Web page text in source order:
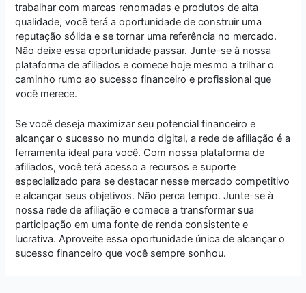
trabalhar com marcas renomadas e produtos de alta
qualidade, você terá a oportunidade de construir uma
reputação sólida e se tornar uma referência no mercado.
Não deixe essa oportunidade passar. Junte-se à nossa
plataforma de afiliados e comece hoje mesmo a trilhar o
caminho rumo ao sucesso financeiro e profissional que
você merece.
Se você deseja maximizar seu potencial financeiro e
alcançar o sucesso no mundo digital, a rede de afiliação é a
ferramenta ideal para você. Com nossa plataforma de
afiliados, você terá acesso a recursos e suporte
especializado para se destacar nesse mercado competitivo
e alcançar seus objetivos. Não perca tempo. Junte-se à
nossa rede de afiliação e comece a transformar sua
participação em uma fonte de renda consistente e
lucrativa. Aproveite essa oportunidade única de alcançar o
sucesso financeiro que você sempre sonhou.